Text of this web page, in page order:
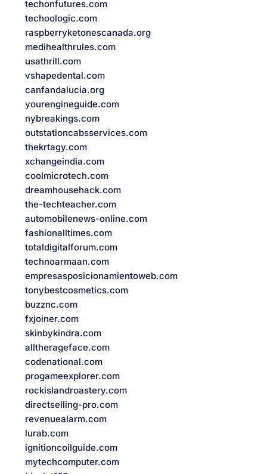
techonfutures.com
techoologic.com
raspberryketonescanada.org
medihealthrules.com
usathrill.com
vshapedental.com
canfandalucia.org
yourengineguide.com
nybreakings.com
outstationcabsservices.com
thekrtagy.com
xchangeindia.com
coolmicrotech.com
dreamhousehack.com
the-techteacher.com
automobilenews-online.com
fashionalltimes.com
totaldigitalforum.com
technoarmaan.com
empresasposicionamientoweb.com
tonybestcosmetics.com
buzznc.com
fxjoiner.com
skinbykindra.com
alltherageface.com
codenational.com
progameexplorer.com
rockislandroastery.com
directselling-pro.com
revenuealarm.com
lurab.com
ignitioncoilguide.com
mytechcomputer.com